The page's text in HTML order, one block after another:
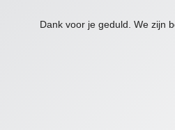
Dank voor je geduld. We zijn